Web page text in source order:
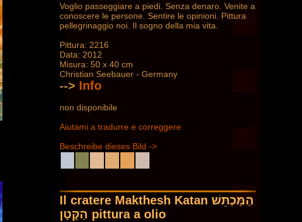
Voglio passeggiare a piedi. Senza denaro. Venite a
conoscere le persone. Sentire le opinioni. Pittura
pellegrinaggio noi. Il sogno della mia vita.
Pittura: 2216
Data: 2012
Misura: 50 x 40 cm
Christian Seebauer - Germany
--> Info
non disponibile
Aiutami a tradurre e correggere
Beschreibe dieses Bild ->
Il cratere Makthesh Katan הַמַּכְתֵּשׁ
הַקָּטָן pittura a olio